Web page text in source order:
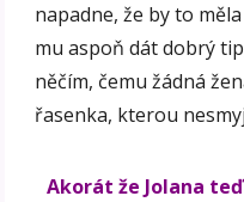
napadne, že by to
mu aspoň dát dobrý
něčím, čemu žádná
řasenka, kterou
Akorát že Jolana